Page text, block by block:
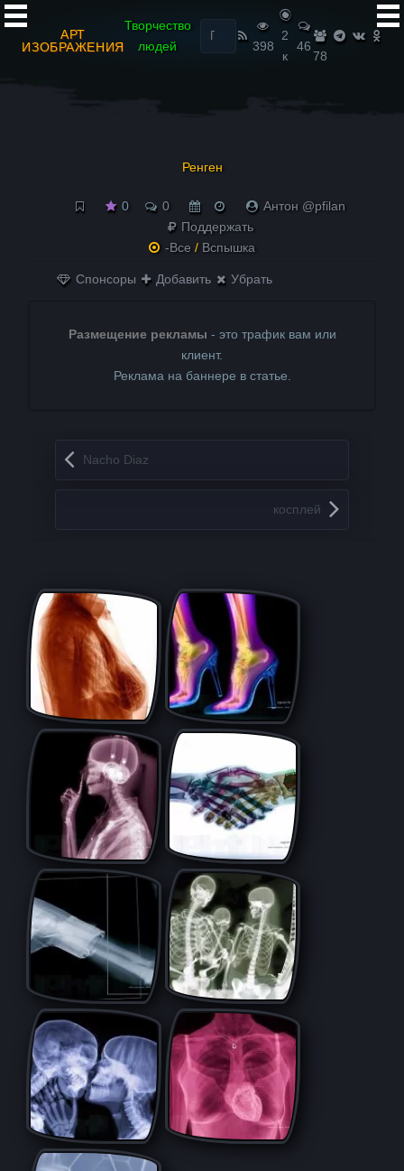
АРТ
ИЗОБРАЖЕНИЯ
Творчество
людей
Найти:
398
2
к
46
78
Ренген
0 0
Антон @pfilan
Поддержать
-Все / Вспышка
Спонсоры Добавить Убрать
Размещение рекламы - это трафик вам или
клиент.
Реклама на баннере в статье.
Запись навигация
Nacho Diaz
косплей